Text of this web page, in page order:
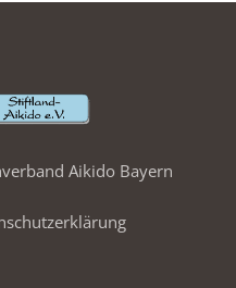
Aikido Bayern